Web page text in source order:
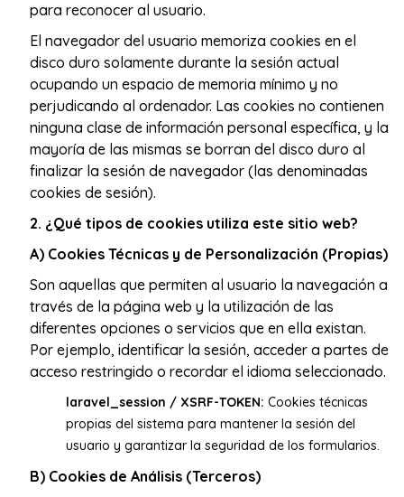
para reconocer al usuario.
El navegador del usuario memoriza cookies en el
disco duro solamente durante la sesión actual
ocupando un espacio de memoria mínimo y no
perjudicando al ordenador. Las cookies no contienen
ninguna clase de información personal específica, y la
mayoría de las mismas se borran del disco duro al
finalizar la sesión de navegador (las denominadas
cookies de sesión).
2. ¿Qué tipos de cookies utiliza este sitio web?
A) Cookies Técnicas y de Personalización (Propias)
Son aquellas que permiten al usuario la navegación a
través de la página web y la utilización de las
diferentes opciones o servicios que en ella existan.
Por ejemplo, identificar la sesión, acceder a partes de
acceso restringido o recordar el idioma seleccionado.
laravel_session / XSRF-TOKEN: Cookies técnicas
propias del sistema para mantener la sesión del
usuario y garantizar la seguridad de los formularios.
B) Cookies de Análisis (Terceros)